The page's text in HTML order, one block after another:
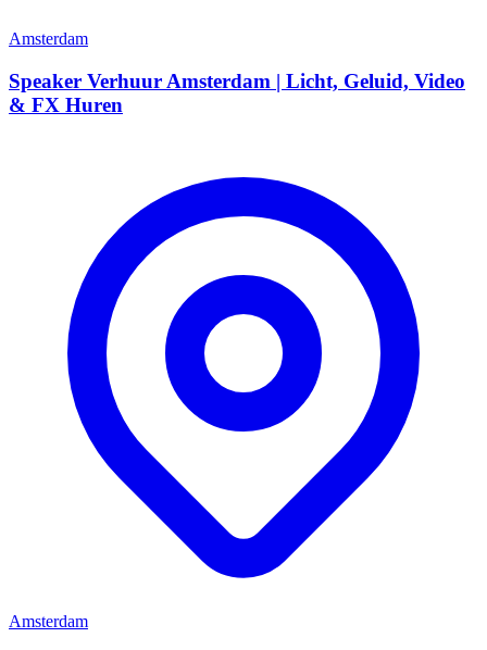
Amsterdam
Speaker Verhuur Amsterdam | Licht, Geluid, Video
& FX Huren
Amsterdam